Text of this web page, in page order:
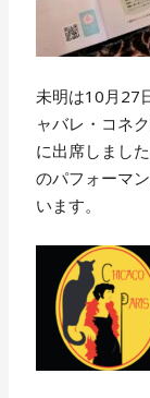
未明は10月27
ャバレ・コネ
に出席しまし
のパフォーマ
います。